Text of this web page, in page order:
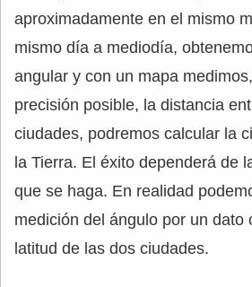
aproximadamente en el mismo
mismo día a mediodía,
angular y con un mapa
precisión posible, la distancia
ciudades, podremos calcular la
la Tierra. El éxito dependerá de
que se haga. En realidad
medición del ángulo por un dato
latitud de las dos ciudades.